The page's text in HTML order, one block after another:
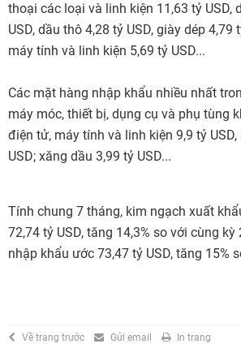
thoại các loại và linh kiện 11,63 tỷ USD,
USD, dầu thô 4,28 tỷ USD, giày dép 4,79
máy tính và linh kiện 5,69 tỷ USD...
Các mặt hàng nhập khẩu nhiều nhất
máy móc, thiết bị, dụng cụ và phụ tùng
điện tử, máy tính và linh kiện 9,9 tỷ
USD; xăng dầu 3,99 tỷ USD...
Tính chung 7 tháng, kim ngạch xuất
72,74 tỷ USD, tăng 14,3% so với cùng
nhập khẩu ước 73,47 tỷ USD, tăng 15%
Về trang trước Gửi email In trang